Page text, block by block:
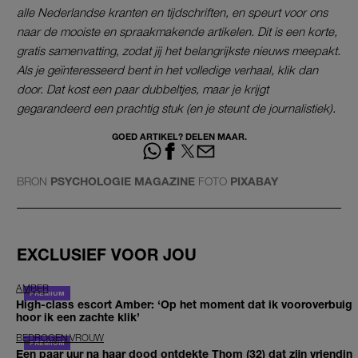
alle Nederlandse kranten en tijdschriften, en speurt voor ons
naar de mooiste en spraakmakende artikelen. Dit is een korte,
gratis samenvatting, zodat jij het belangrijkste nieuws meepakt.
Als je geïnteresseerd bent in het volledige verhaal, klik dan
door. Dat kost een paar dubbeltjes, maar je krijgt
gegarandeerd een prachtig stuk (en je steunt de journalistiek).
GOED ARTIKEL? DELEN MAAR.
BRON PSYCHOLOGIE MAGAZINE FOTO PIXABAY
EXCLUSIEF VOOR JOU
AMBER
High-class escort Amber: ‘Op het moment dat ik vooroverbuig
hoor ik een zachte klik’
BEDROGEN VROUW
Een paar uur na haar dood ontdekte Thom (32) dat zijn vriendin